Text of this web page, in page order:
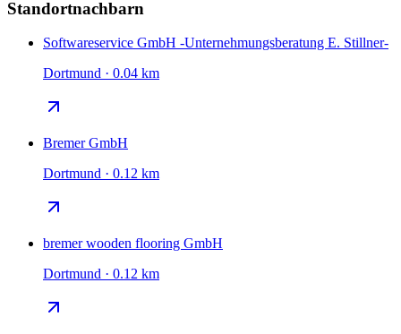
Standortnachbarn
Softwareservice GmbH -Unternehmungsberatung E. Stillner-
Dortmund · 0.04 km
Bremer GmbH
Dortmund · 0.12 km
bremer wooden flooring GmbH
Dortmund · 0.12 km